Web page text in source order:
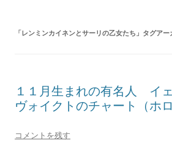
「レンミンカイネンとサーリの乙女たち 」タグア
１１月生まれの有名人 イ
ヴォイクトのチャート（ホ
コメントを残す